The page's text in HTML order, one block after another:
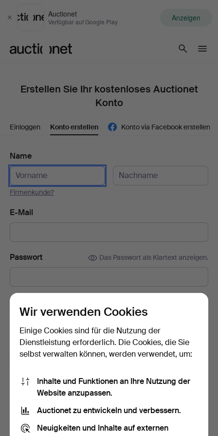
Schließen
Auctionet
Verfügbar auf Google Play Anzeigen
Erstellen Sie Ihr kostenloses Auctionet
Konto
Einloggen Konto erstellen Konto via Facebook erstellen
Name
Firmenkunde?
E-Mail
Passwort Das Passwort als Klartext anzeigen.
Mit u. a. Expertentipps, ausgewählten Objekten und Inspiration.
Sie können das Abonnement ganz einfach beenden, falls Sie
nicht mehr interessiert sind.
Ich bin über 18 Jahre alt und akzeptieredie
Datenschutzerklärungzur Kenntnis genommen habe.
Konto erstellen
Wir verwenden Cookies
Einige Cookies sind für die Nutzung der
Dienstleistung erforderlich. Die Cookies, die Sie
selbst verwalten können, werden verwendet, um:
Inhalte und Funktionen an Ihre Nutzung der
Website anzupassen.
Auctionet zu entwickeln und verbessern.
Neuigkeiten und Inhalte auf externen